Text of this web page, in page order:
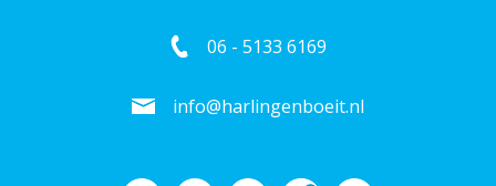
06 - 5133 6169
info@harlingenboeit.nl